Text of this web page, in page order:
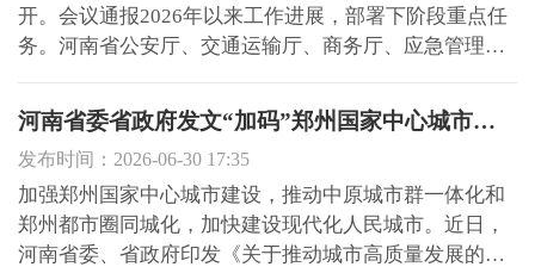
开。会议通报2026年以来工作进展，部署下阶段重点任
务。河南省公安厅、交通运输厅、商务厅、应急管理
具体部署。河南省住建厅总规划师韩兴阳出席会议并讲
话。 会议指出，今年以来，各级燃气专班深入贯彻习近
平总书记关于燃...
河南省委省政府发文“加码”郑州国家中心城市建设
发布时间：2026-06-30 17:35
加强郑州国家中心城市建设，推动中原城市群一体化和
郑州都市圈同城化，加快建设现代化人民城市。近日，
河南省委、省政府印发《关于推动城市高质量发展的实